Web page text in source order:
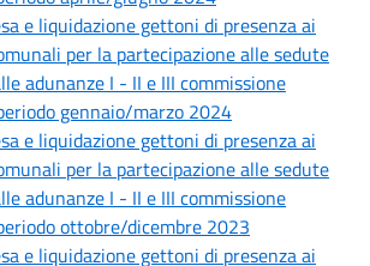
e liquidazione gettoni di presenza ai
per la partecipazione alle sedute
adunanze I - II e III commissione
gennaio/marzo 2024
e liquidazione gettoni di presenza ai
per la partecipazione alle sedute
adunanze I - II e III commissione
ottobre/dicembre 2023
e liquidazione gettoni di presenza ai